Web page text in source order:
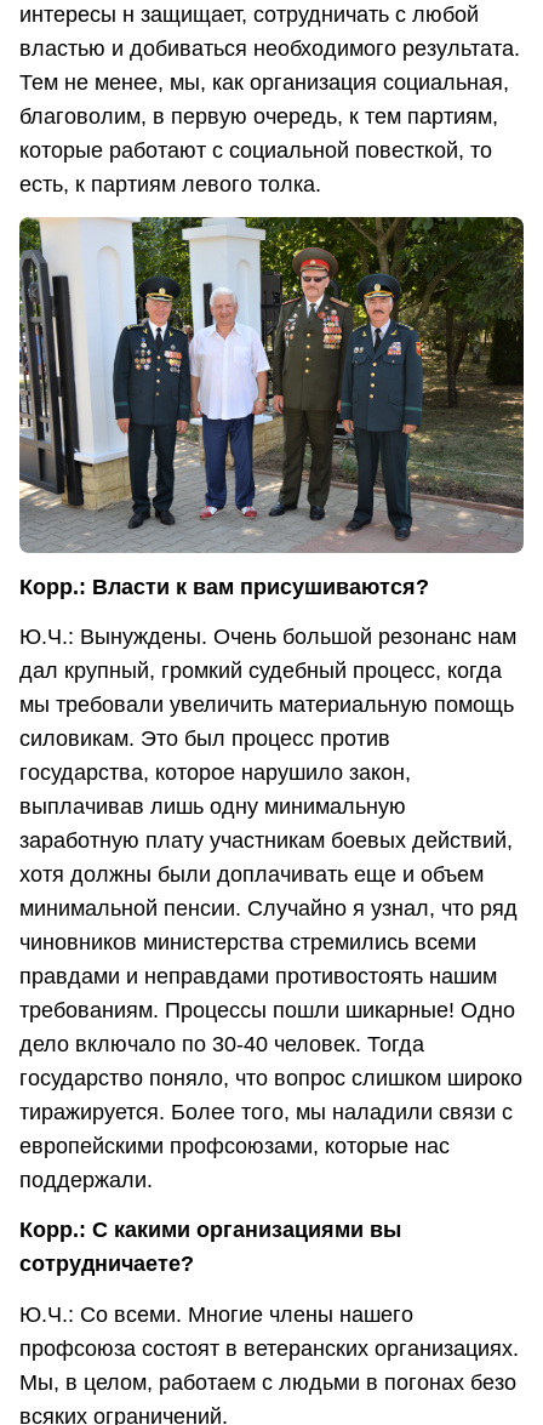
интересы н защищает, сотрудничать с любой
властью и добиваться необходимого результата.
Тем не менее, мы, как организация социальная,
благоволим, в первую очередь, к тем партиям,
которые работают с социальной повесткой, то
есть, к партиям левого толка.
Корр.: Власти к вам присушиваются?
Ю.Ч.: Вынуждены. Очень большой резонанс нам
дал крупный, громкий судебный процесс, когда
мы требовали увеличить материальную помощь
силовикам. Это был процесс против
государства, которое нарушило закон,
выплачивав лишь одну минимальную
заработную плату участникам боевых действий,
хотя должны были доплачивать еще и объем
минимальной пенсии. Случайно я узнал, что ряд
чиновников министерства стремились всеми
правдами и неправдами противостоять нашим
требованиям. Процессы пошли шикарные! Одно
дело включало по 30-40 человек. Тогда
государство поняло, что вопрос слишком широко
тиражируется. Более того, мы наладили связи с
европейскими профсоюзами, которые нас
поддержали.
Корр.: С какими организациями вы
сотрудничаете?
Ю.Ч.: Со всеми. Многие члены нашего
профсоюза состоят в ветеранских организациях.
Мы, в целом, работаем с людьми в погонах безо
всяких ограничений.